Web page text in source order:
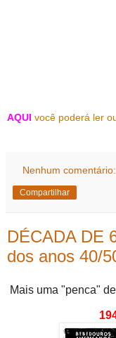
AQUI você poderá ler
Nenhum comentário:
Compartilhar
DÉCADA DE
dos anos 40/
Mais uma "penca" de